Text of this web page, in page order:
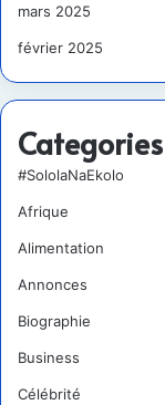
mars 2025
février 2025
Categories
#SololaNaEkolo
Afrique
Alimentation
Annonces
Biographie
Business
Célébrité